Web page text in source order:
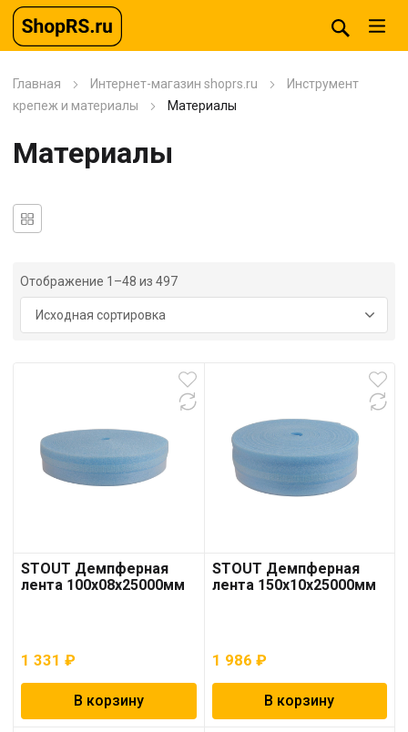
Главная Интернет-магазин shoprs.ru
Инструмент
крепеж и материалы
Материалы
Материалы
Отображение 1–48 из 497
STOUT Демпферная
лента 100х08х25000мм
1 331 ₽
В корзину
STOUT Демпферная
лента 150х10х25000мм
1 986 ₽
В корзину